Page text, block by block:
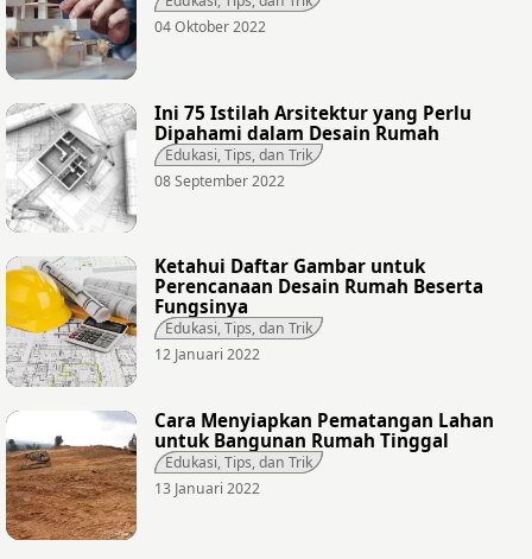
04 Oktober 2022
Ini 75 Istilah Arsitektur yang Perlu
Dipahami dalam Desain Rumah
Edukasi, Tips, dan Trik
08 September 2022
Ketahui Daftar Gambar untuk
Perencanaan Desain Rumah Beserta
Fungsinya
Edukasi, Tips, dan Trik
12 Januari 2022
Cara Menyiapkan Pematangan Lahan
untuk Bangunan Rumah Tinggal
Edukasi, Tips, dan Trik
13 Januari 2022